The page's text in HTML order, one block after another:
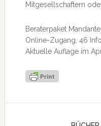
Mitgesellschaftern
Beraterpaket
Online-Zugang, 46
Aktuelle Auflage im